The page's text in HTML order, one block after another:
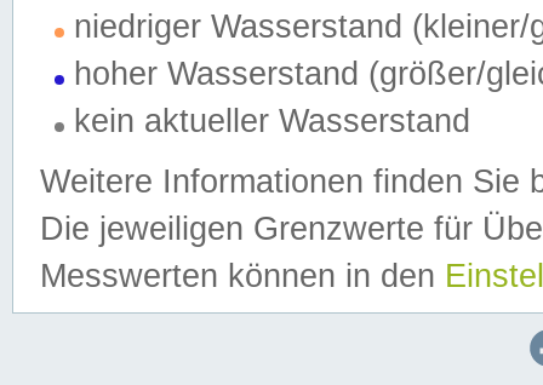
niedriger Wasserstand (kleiner/
hoher Wasserstand (größer/
kein aktueller Wasserstand
Weitere Informationen finden Sie
Die jeweiligen Grenzwerte für
Messwerten können in den